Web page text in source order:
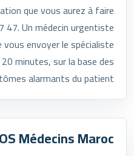
que vous aurez à faire
47. Un médecin urgentiste
envoyer le spécialiste
minutes, sur la base des
alarmants du patient.
Médecins Maroc